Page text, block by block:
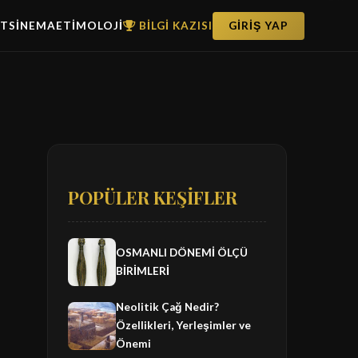
SİNEMAETİMOLOJİ BİLGİ KAZISI GİRİŞ YAP
POPÜLER KEŞİFLER
OSMANLI DÖNEMİ ÖLÇÜ
BİRİMLERİ
Neolitik Çağ Nedir?
Özellikleri, Yerleşimler ve
Önemi